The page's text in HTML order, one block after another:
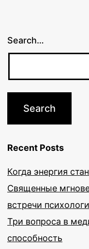
Search…
Recent Posts
Когда энергия
Священные
встречи
Три вопроса в
способность